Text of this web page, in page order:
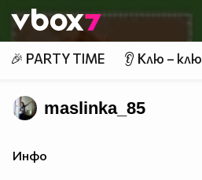
👾
🎉 PARTY TIME 👂 Клю – клю
maslinka_85
Инфо